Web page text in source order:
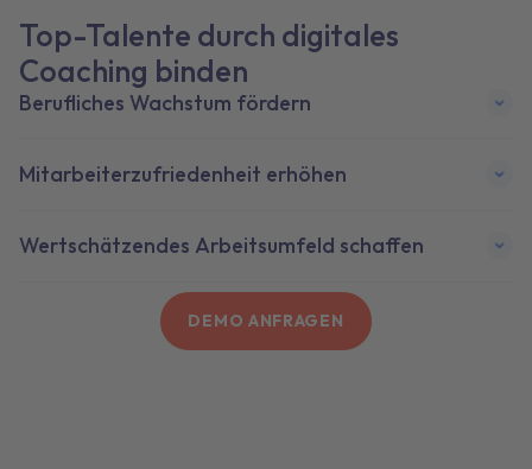
Top-Talente durch digitales
Coaching binden
Berufliches Wachstum fördern
Mitarbeiterzufriedenheit erhöhen
Wertschätzendes Arbeitsumfeld schaffen
DEMO ANFRAGEN